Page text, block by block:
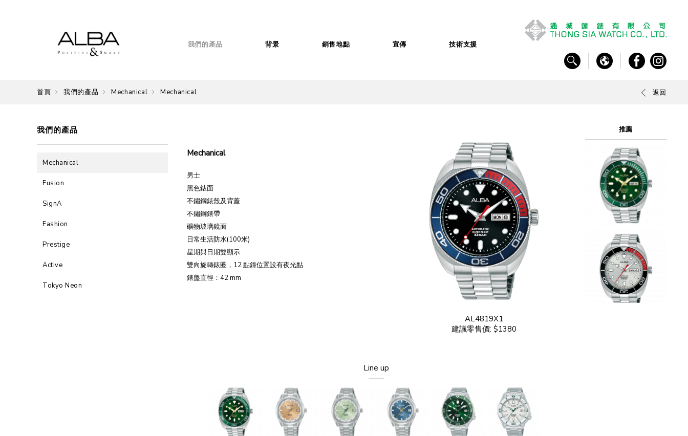
我們的產品 背景 銷售地點 宣傳 技術支援
首頁 我們的產品 Mechanical Mechanical 返回
我們的產品
Mechanical
Fusion
SignA
Fashion
Prestige
Active
Tokyo Neon
AL4819X1
建議零售價: $1380
Mechanical
男士
黑色錶面
不鏽鋼錶殼及背蓋
不鏽鋼錶帶
礦物玻璃鏡面
日常生活防水(100米)
星期與日期雙顯示
雙向旋轉錶圈，12 點鐘位置設有夜光點
錶盤直徑：42 mm
Line up
推薦